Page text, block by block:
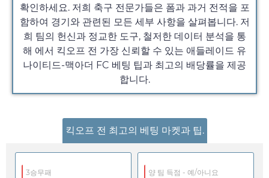
확인하세요. 저희 축구 전문가들은 폼과 과거 전적을 포
함하여 경기와 관련된 모든 세부 사항을 살펴봅니다. 저
희 팀의 헌신과 정교한 도구, 철저한 데이터 분석을 통
해 에서 킥오프 전 가장 신뢰할 수 있는 애들레이드 유
나이티드-맥아더 FC 베팅 팁과 최고의 배당률을 제공
합니다.
킥오프 전 최고의 베팅 마켓과 팁.
3승무패 양 팀 득점 - 예/아니요